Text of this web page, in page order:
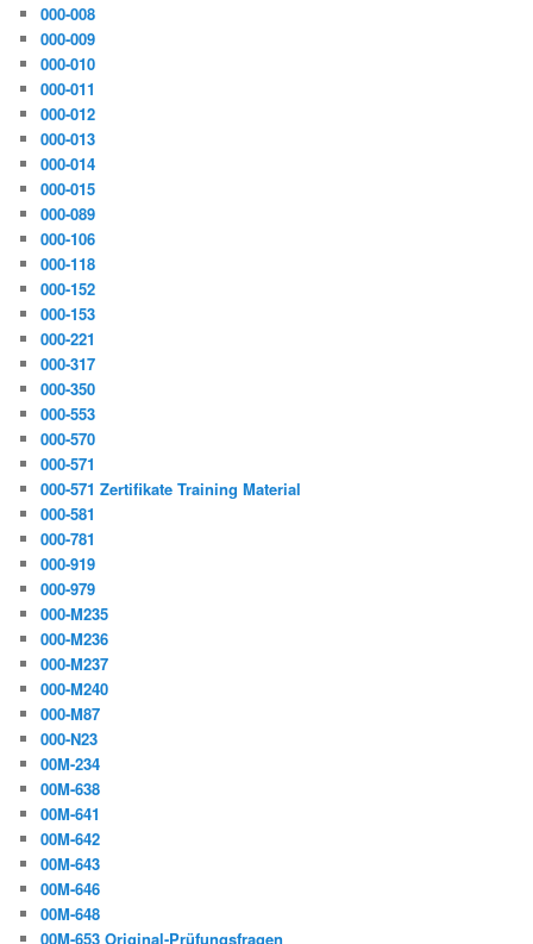
000-008
000-009
000-010
000-011
000-012
000-013
000-014
000-015
000-089
000-106
000-118
000-152
000-153
000-221
000-317
000-350
000-553
000-570
000-571
000-571 Zertifikate Training Material
000-581
000-781
000-919
000-979
000-M235
000-M236
000-M237
000-M240
000-M87
000-N23
00M-234
00M-638
00M-641
00M-642
00M-643
00M-646
00M-648
00M-653 Original-Prüfungsfragen